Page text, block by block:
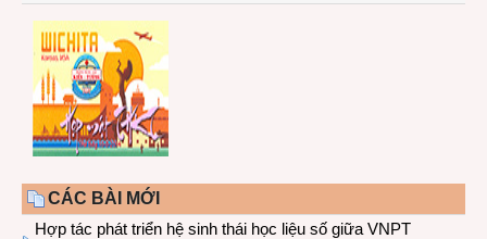
CÁC BÀI MỚI
Hợp tác phát triển hệ sinh thái học liệu số giữa VNPT